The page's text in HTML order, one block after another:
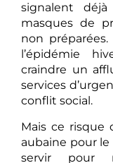
signalent
masques de
non
l’épidémie
craindre un
services
conflit social.
Mais ce risque
aubaine pour
servir pour